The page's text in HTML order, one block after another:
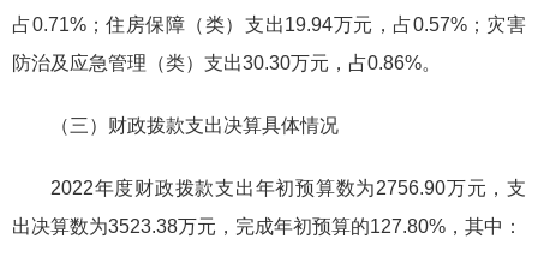
占0.71%；住房保障（类）支出19.94万元，占0.57%；灾害
防治及应急管理（类）支出30.30万元，占0.86%。
（三）财政拨款支出决算具体情况
2022年度财政拨款支出年初预算数为2756.90万元，支
出决算数为3523.38万元，完成年初预算的127.80%，其中：